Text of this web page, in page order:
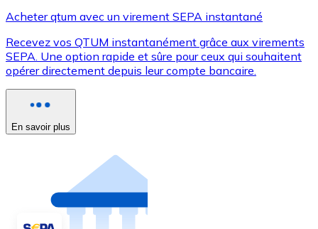
Acheter qtum avec un virement SEPA instantané
Recevez vos QTUM instantanément grâce aux virements
SEPA. Une option rapide et sûre pour ceux qui souhaitent
opérer directement depuis leur compte bancaire.
En savoir plus